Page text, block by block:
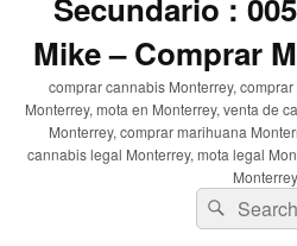
Mike – Comprar
comprar cannabis Monterrey,
Monterrey, mota en Monterrey, venta de
Monterrey, comprar marihuana
cannabis legal Monterrey, mota legal
Search
for:
Search